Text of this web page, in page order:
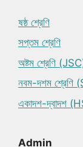
ষষ্ঠ শ্রেণি
সপ্তম শ্রেণি
অষ্টম শ্রেণি
নবম-দশম শ্রেণি
একাদশ-দ্বাদশ
Admin